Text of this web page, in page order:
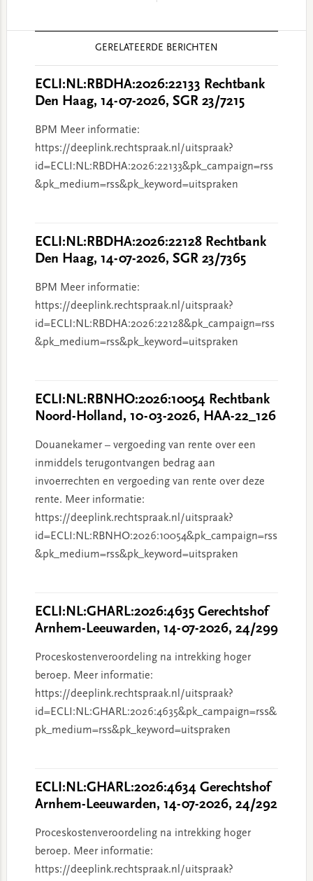
GERELATEERDE BERICHTEN
ECLI:NL:RBDHA:2026:22133 Rechtbank
Den Haag, 14-07-2026, SGR 23/7215
BPM Meer informatie:
https://deeplink.rechtspraak.nl/uitspraak?
id=ECLI:NL:RBDHA:2026:22133&pk_campaign=rss
&pk_medium=rss&pk_keyword=uitspraken
ECLI:NL:RBDHA:2026:22128 Rechtbank
Den Haag, 14-07-2026, SGR 23/7365
BPM Meer informatie:
https://deeplink.rechtspraak.nl/uitspraak?
id=ECLI:NL:RBDHA:2026:22128&pk_campaign=rss
&pk_medium=rss&pk_keyword=uitspraken
ECLI:NL:RBNHO:2026:10054 Rechtbank
Noord-Holland, 10-03-2026, HAA-22_126
Douanekamer – vergoeding van rente over een
inmiddels terugontvangen bedrag aan
invoerrechten en vergoeding van rente over deze
rente. Meer informatie:
https://deeplink.rechtspraak.nl/uitspraak?
id=ECLI:NL:RBNHO:2026:10054&pk_campaign=rss
&pk_medium=rss&pk_keyword=uitspraken
ECLI:NL:GHARL:2026:4635 Gerechtshof
Arnhem-Leeuwarden, 14-07-2026, 24/299
Proceskostenveroordeling na intrekking hoger
beroep. Meer informatie:
https://deeplink.rechtspraak.nl/uitspraak?
id=ECLI:NL:GHARL:2026:4635&pk_campaign=rss&
pk_medium=rss&pk_keyword=uitspraken
ECLI:NL:GHARL:2026:4634 Gerechtshof
Arnhem-Leeuwarden, 14-07-2026, 24/292
Proceskostenveroordeling na intrekking hoger
beroep. Meer informatie:
https://deeplink.rechtspraak.nl/uitspraak?